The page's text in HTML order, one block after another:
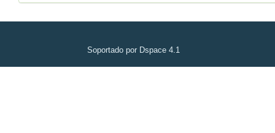
Soportado por Dspace 4.1